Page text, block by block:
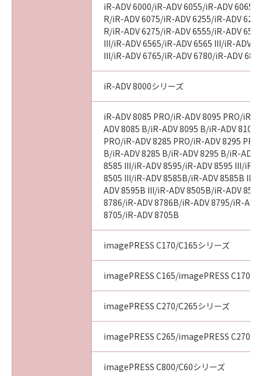
iR-ADV 6000/iR-ADV 6055/iR-ADV 6065/
R/iR-ADV 6075/iR-ADV 6255/iR-ADV
R/iR-ADV 6275/iR-ADV 6555/iR-ADV
III/iR-ADV 6565/iR-ADV 6565 III/iR-ADV
III/iR-ADV 6765/iR-ADV 6780/iR-ADV
iR-ADV 8000シリーズ
iR-ADV 8085 PRO/iR-ADV 8095 PRO/iR-
ADV 8085 B/iR-ADV 8095 B/iR-ADV 8105
PRO/iR-ADV 8285 PRO/iR-ADV 8295
B/iR-ADV 8285 B/iR-ADV 8295 B/iR-ADV
8585 III/iR-ADV 8595/iR-ADV 8595 III/iR-
8505 III/iR-ADV 8585B/iR-ADV 8585B III/
ADV 8595B III/iR-ADV 8505B/iR-ADV
8786/iR-ADV 8786B/iR-ADV 8795/iR-
8705/iR-ADV 8705B
imagePRESS C170/C165シリーズ
imagePRESS C165/imagePRESS C170
imagePRESS C270/C265シリーズ
imagePRESS C265/imagePRESS C270
imagePRESS C800/C60シリーズ